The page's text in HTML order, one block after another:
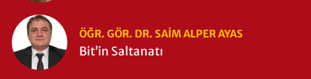
ÖĞR. GÖR. DR. SAIM ALPER AYAS
Bit’in Saltanatı